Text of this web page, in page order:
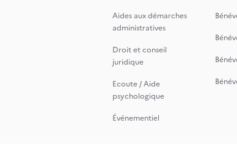
Aides aux démarches
administratives
Droit et conseil
juridique
Ecoute / Aide
psychologique
Événementiel